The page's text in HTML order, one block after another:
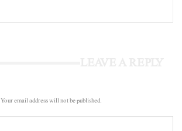
Your email address will not be published.